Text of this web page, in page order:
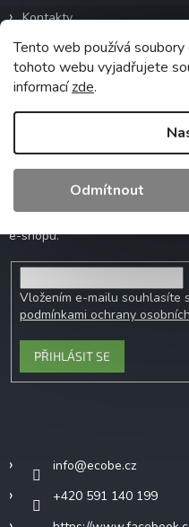
Tento web používá soubory
tohoto webu vyjadřujete
informacízde.
Odmítnout
Kontakty
Ochrana osobních údajů
Heureka - ověřené recenze
Recyklační poplatky
Odebírat
e-shopu.
Vložením e-mailu souhlasíte s
podmínkami ochrany
PŘIHLÁSIT SE
info@ecobe.cz
+420 591 140 199